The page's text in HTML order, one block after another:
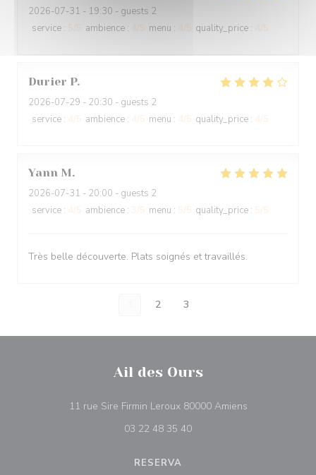
2026-07-31 - 19:30 - guests 2
service : ambience : menu : quality_price :
Durier P
2026-07-29 - 20:30 - guests 2
service : ambience : menu : quality_price :
Yann M
2026-07-31 - 20:00 - guests 2
service : ambience : menu : quality_price :
Très belle découverte. Plats soignés et travaillés.
2 3
Ail des Ours
11 rue Sire Firmin Leroux 80000 Amiens((abre numa
03 22 48 35 40
RESERVA